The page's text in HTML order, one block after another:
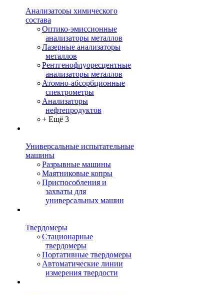
Анализаторы химического
состава
Оптико-эмиссионные
анализаторы металлов
Лазерные анализаторы
металлов
Рентгенофлуоресцентные
анализаторы металлов
Атомно-абсорбционные
спектрометры
Анализаторы
нефтепродуктов
+ Ещё 3
Универсальные испытательные
машины
Разрывные машины
Маятниковые копры
Приспособления и
захваты для
универсальных машин
Твердомеры
Стационарные
твердомеры
Портативные твердомеры
Автоматические линии
измерения твердости